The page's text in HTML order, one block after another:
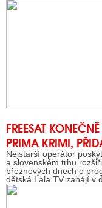
FREESAT
PRIMA KRIMI,
Nejstarší operátor
a slovenském trhu
březnových dnech o
dětská Lala TV zahájí v